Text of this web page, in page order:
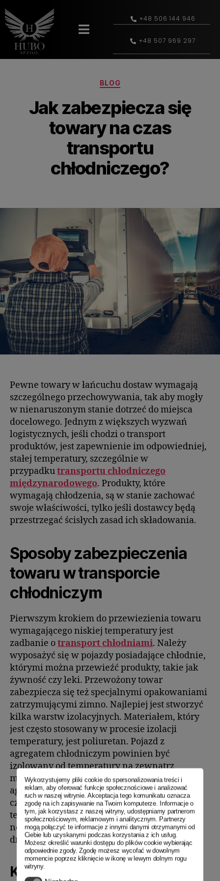
Wykorzystujemy pliki cookie do spersonalizowania treści i
reklam, aby oferować funkcje społecznościowe i analizować
ruch w naszej witrynie. Akceptacja tego komunikatu oznacza
zgodę na ich zapisywanie na Twoim komputerze. Informacje o
tym, jak korzystasz z naszej witryny, udostępniamy partnerom
społecznościowym, reklamowym i analitycznym. Partnerzy
mogą połączyć te informacje z innymi danymi otrzymanymi od
Ciebie lub uzyskanymi podczas korzystania z ich usług.
Możesz określić warunki dostępu do plików cookie wybierając
odpowiednie zgody. Zgodę możesz wycofać w dowolnym
momencie poprzez kliknięcie w ikonę w lewym dolnym rogu
witryny.
+48 506 144 946
+48 507 969 297
BLOG
Jak zabezpiecza się
towary na czas
transportu
chłodniczego?
Pewne towary w łańcuchu dostaw wymagają
szczególnego przechowywania, tak aby mogły
w nienaruszonym stanie dotrzeć do miejsca
docelowego. Jednym z większych wyzwań
logistycznych, jeśli chodzi o transport
produktów, jest zapewnienie im odpowiedniej,
stałej temperatury, szczególnie w
przypadkutransportu chłodniczego
międzynarodowego. Produkty, które
wymagają chłodzenia, są w stanie zachować
swoje właściwości, tylko jeśli dostawcy będą
przestrzegać ścisłych zasad ich składowania.
Sposoby zabezpieczenia
towaru w transporcie
chłodniczym
Pierwszym krokiem do przewiezienia towaru
wymagającego niskiej temperatury jest
zadbanie otransport chłodniami. Należy
wyposażyć się w pojazdy posiadające chłodnie,
którymi można przewieźć produkty, takie jak
żywność czy leki. Przewożony towar
zabezpiecza się też specjalnymi opakowaniami
zatrzymującymi zimno. Najlepiej jest stworzyć
kilka warstw izolacyjnych. Materiałem, który
jest często stosowany w procesie izolacji
temperatury, jest poliuretan. Pojazd z
agregatem chłodniczym powinien być
izolowany od temperatury na zewnątrz
materiałem takim jak styropian, a do tego sam
agregat w środku transportu powinien być
często sprawdzany pod względem
technicznym, tak aby upewnić się, że
newralgiczny towar nie ulegnie zepsuciu w
drodze.
Kontenery chłodnicze